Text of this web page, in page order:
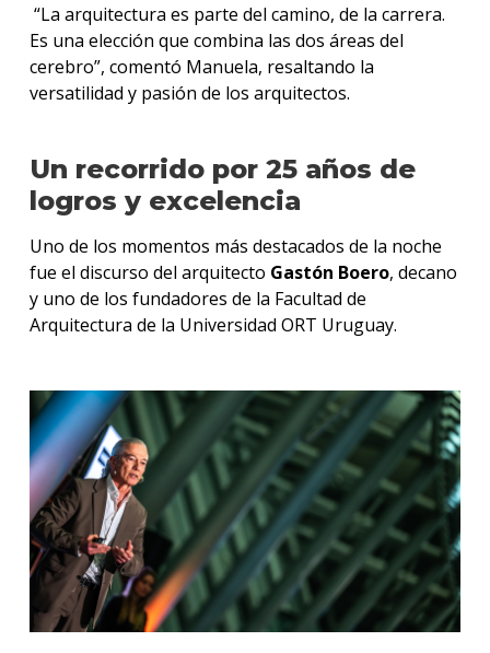
“La arquitectura es parte del camino, de la carrera.
Es una elección que combina las dos áreas del
cerebro”, comentó Manuela, resaltando la
versatilidad y pasión de los arquitectos.
Un recorrido por 25 años de
logros y excelencia
Uno de los momentos más destacados de la noche
fue el discurso del arquitecto Gastón Boero, decano
y uno de los fundadores de la Facultad de
Arquitectura de la Universidad ORT Uruguay.